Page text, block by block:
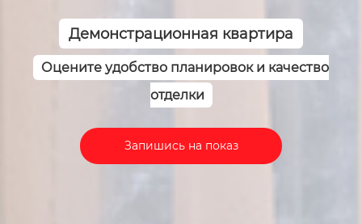
Демонстрационная квартира
Оцените удобство планировок и качество
отделки
Запишись на показ